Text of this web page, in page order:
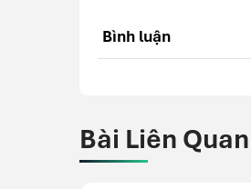
Bình luận
Bài Liên Quan